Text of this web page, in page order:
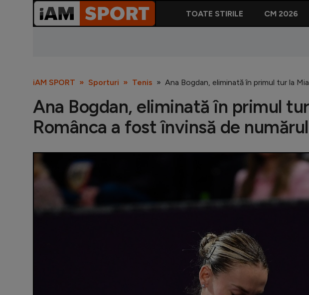
TOATE STIRILE CM 2026
iAM SPORT Sporturi Tenis Ana Bogdan, eliminată în primul tur la
Ana Bogdan, eliminată în primul
Românca a fost învinsă de